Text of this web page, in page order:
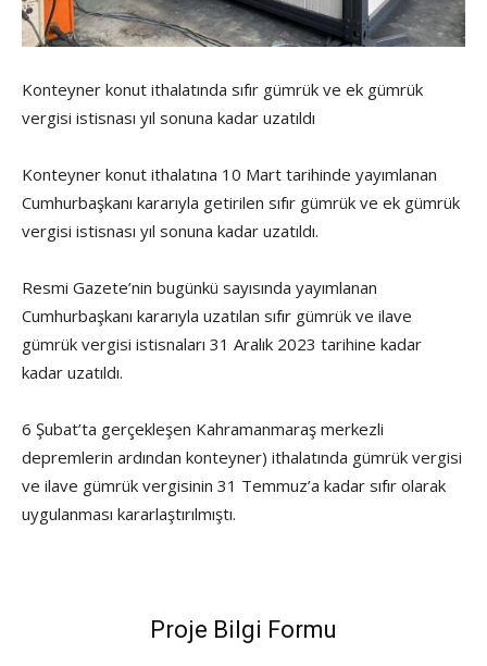
Konteyner konut ithalatında sıfır gümrük ve ek gümrük
vergisi istisnası yıl sonuna kadar uzatıldı
Konteyner konut ithalatına 10 Mart tarihinde yayımlanan
Cumhurbaşkanı kararıyla getirilen sıfır gümrük ve ek gümrük
vergisi istisnası yıl sonuna kadar uzatıldı.
Resmi Gazete’nin bugünkü sayısında yayımlanan
Cumhurbaşkanı kararıyla uzatılan sıfır gümrük ve ilave
gümrük vergisi istisnaları 31 Aralık 2023 tarihine kadar
kadar uzatıldı.
6 Şubat’ta gerçekleşen Kahramanmaraş merkezli
depremlerin ardından konteyner) ithalatında gümrük vergisi
ve ilave gümrük vergisinin 31 Temmuz’a kadar sıfır olarak
uygulanması kararlaştırılmıştı.
Proje Bilgi Formu